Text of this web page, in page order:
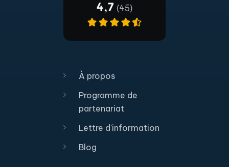
À propos
Programme de
partenariat
Lettre d'information
Blog